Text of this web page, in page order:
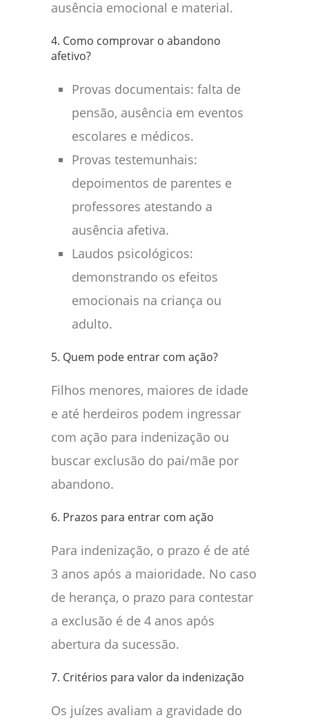
ausência emocional e material.
4. Como comprovar o abandono
afetivo?
Provas documentais: falta de
pensão, ausência em eventos
escolares e médicos.
Provas testemunhais:
depoimentos de parentes e
professores atestando a
ausência afetiva.
Laudos psicológicos:
demonstrando os efeitos
emocionais na criança ou
adulto.
5. Quem pode entrar com ação?
Filhos menores, maiores de idade
e até herdeiros podem ingressar
com ação para indenização ou
buscar exclusão do pai/mãe por
abandono.
6. Prazos para entrar com ação
Para indenização, o prazo é de até
3 anos após a maioridade. No caso
de herança, o prazo para contestar
a exclusão é de 4 anos após
abertura da sucessão.
7. Critérios para valor da indenização
Os juízes avaliam a gravidade do